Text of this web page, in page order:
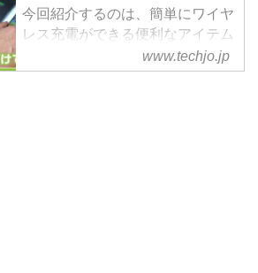
今回紹介するのは、簡単にワイヤ
レス充電ができる便利なアイテム
『2台同時に置くだけチャージャ
ー』です! 充電の手間が一気に解
www.techjo.jp